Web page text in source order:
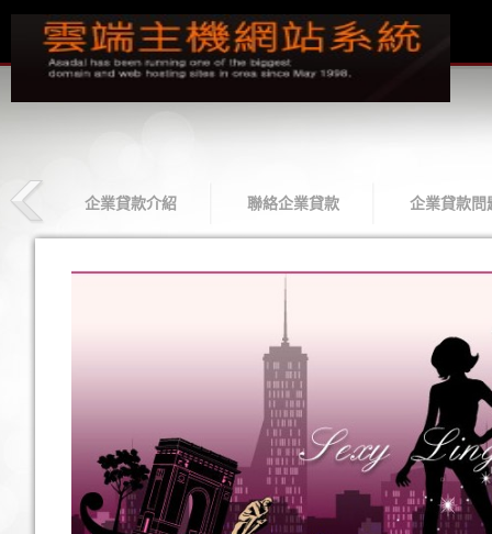
企業貸款介紹 聯絡企業貸款 企業貸款問